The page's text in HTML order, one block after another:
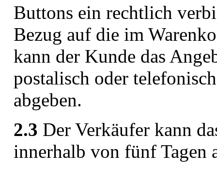
Buttons ein rechtlich
Bezug auf die im
kann der Kunde das
postalisch oder
abgeben.
2.3 Der Verkäufer kann
innerhalb von fünf Tagen